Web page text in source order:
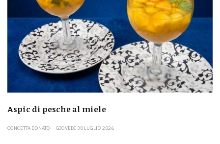
Aspic di pesche al miele
CONCETTA DONATO GIOVEDÌ 30 LUGLIO 2026